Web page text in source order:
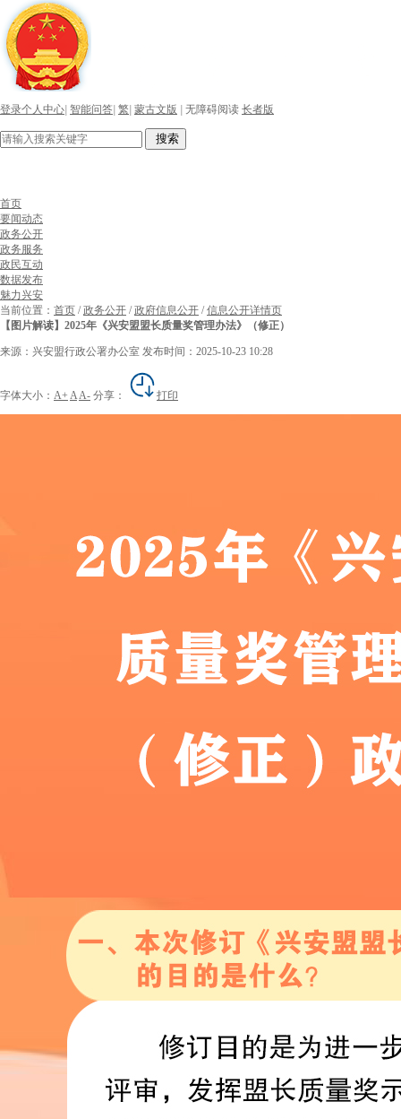
登录个人中心 智能问答 繁 蒙古文版 无障碍阅读 长者版
搜索
首页
要闻动态
政务公开
政务服务
政民互动
数据发布
魅力兴安
当前位置： 首页 /政务公开 /政府信息公开 /信息公开详情页
【图片解读】2025年《兴安盟盟长质量奖管理办法》（修正）
来源：兴安盟行政公署办公室 发布时间：2025-10-23 10:28
字体大小： A+ AA- 分享： 打印